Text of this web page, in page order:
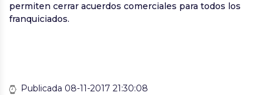
permiten cerrar acuerdos comerciales para todos los
franquiciados.
Publicada 08-11-2017 21:30:08